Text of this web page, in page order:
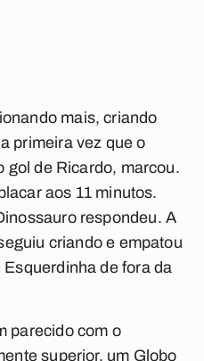
mais, criando
primeira vez que o
gol de Ricardo, marcou.
aos 11 minutos.
respondeu. A
criando e empatou
de fora da
parecido com o
superior, um Globo